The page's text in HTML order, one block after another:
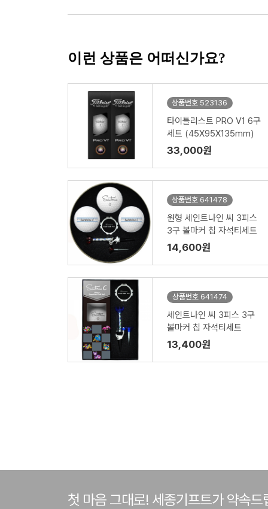
이런 상품은 어떠신가요?
상품번호 523136
타이틀리스트 PRO V1 6구
세트 (45X95X135mm)
33,000원
상품번호 641478
원형 세인트나인 씨 3피스
3구 볼마커 칩 자석티세트
14,600원
상품번호 641474
세인트나인 씨 3피스 3구
볼마커 칩 자석티세트
13,400원
첫 마음 그대로! 세종기프트가 약속드